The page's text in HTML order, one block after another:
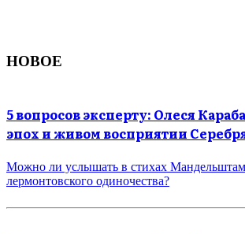
НОВОЕ
5 вопросов эксперту: Олеся
эпох и живом восприятии
Можно ли услышать в стихах
лермонтовского одиночества?